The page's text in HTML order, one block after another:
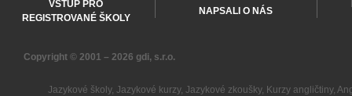
VSTUP PRO
REGISTROVANÉ ŠKOLY
NAPSALI O NÁS
Copyright © 2001 – 2026 gdi, s.r.o.
Jazykové školy, Jazykové kurzy, Jazykové zkoušky, Kurzy angličtiny,